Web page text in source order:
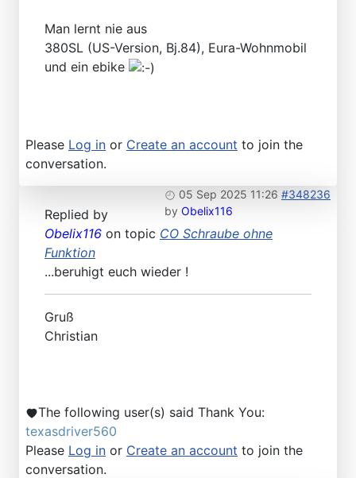
Man lernt nie aus
380SL (US-Version, Bj.84), Eura-Wohnmobil
und ein ebike
Please Log in or Create an account to join the
conversation.
05 Sep 2025 11:26 #348236
by Obelix116
Replied by
Obelix116 on topic CO Schraube ohne
Funktion
...beruhigt euch wieder !
Gruß
Christian
The following user(s) said Thank You:
texasdriver560
Please Log in or Create an account to join the
conversation.